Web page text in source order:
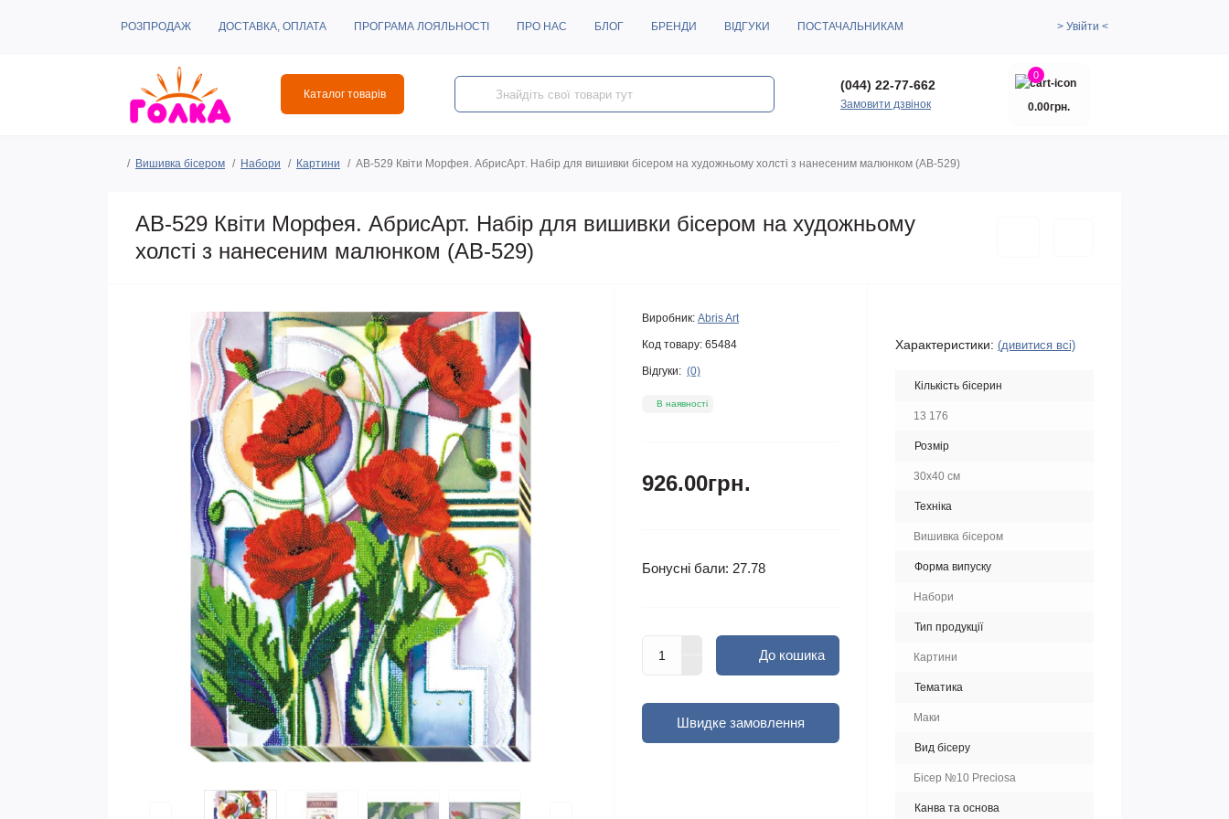
РОЗПРОДАЖ ДОСТАВКА, ОПЛАТА ПРОГРАМА ЛОЯЛЬНОСТІ ПРО НАС БЛОГ БРЕНДИ ВІДГУКИ ПОСТАЧАЛЬНИКАМ > Увійти <
Каталог товарів
(044) 22-77-662
Замовити дзвінок
0
0.00грн.
Вишивка бісером Набори Картини AB-529 Квіти Морфея. АбрисАрт. Набір для вишивки бісером на художньому холсті з нанесеним малюнком (АВ-529)
AB-529 Квіти Морфея. АбрисАрт. Набір для вишивки бісером на художньому
холсті з нанесеним малюнком (АВ-529)
Виробник: Abris Art
Код товару: 65484
Відгуки: (0)
В наявності
926.00грн.
Бонусні бали: 27.78
До кошика
Швидке замовлення
Характеристики: (дивитися всі)
Кількість бісерин
13 176
Розмір
30х40 см
Техніка
Вишивка бісером
Форма випуску
Набори
Тип продукції
Картини
Тематика
Маки
Вид бісеру
Бісер №10 Preciosa
Канва та основа